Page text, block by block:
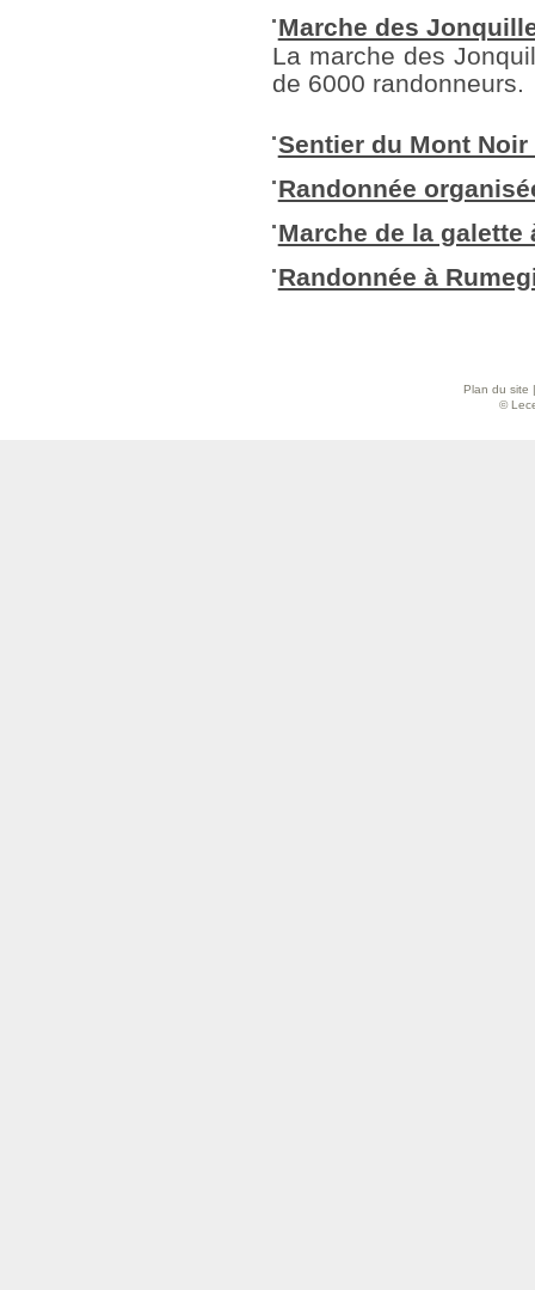
Marche des
La marche des
de 6000 randonneurs.
Sentier du Mont
Randonnée
Marche de la galette
Randonnée à
Plan du site
©